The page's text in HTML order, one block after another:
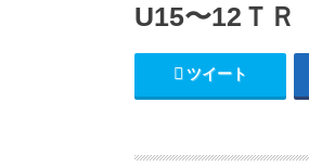
U15〜12ＴＲ
ツイート